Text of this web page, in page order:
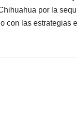
por la
con las estrategias